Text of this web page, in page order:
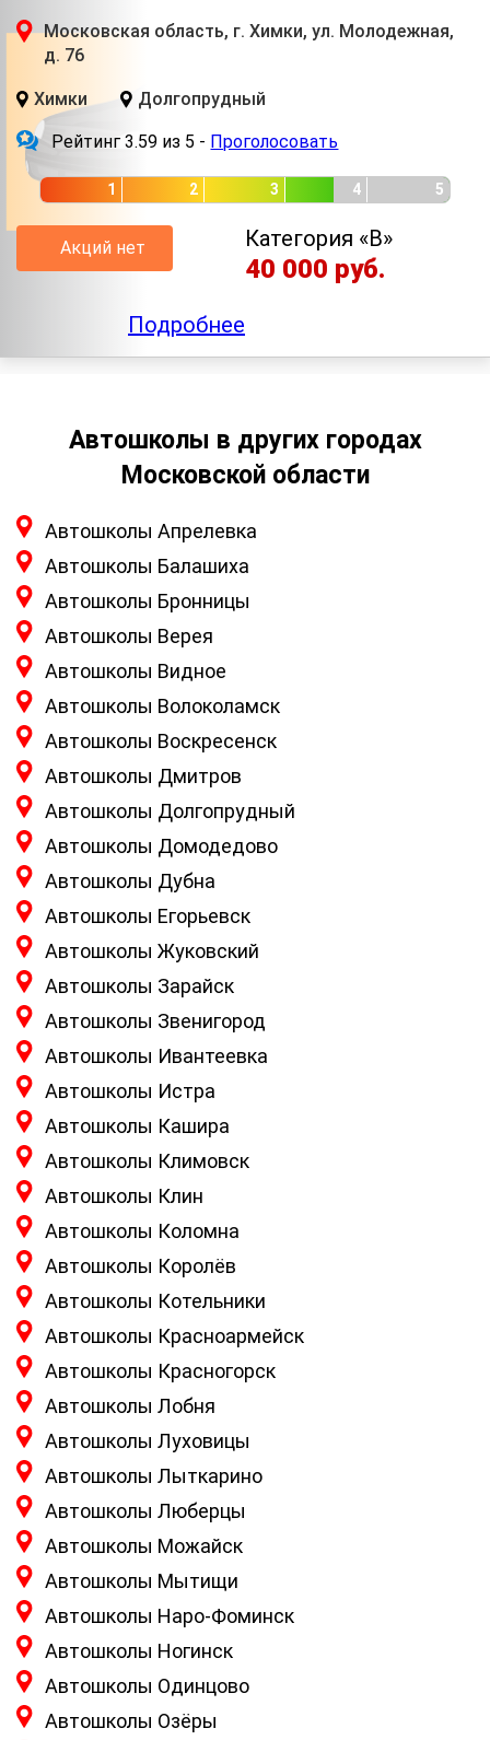
Московская область, г. Химки, ул. Молодежная,
д. 76
Химки Долгопрудный
Рейтинг 3.59 из 5 - Проголосовать
1 2 3 4 5
Акций нет Категория «B»
40 000 руб.
Подробнее
Автошколы в других городах
Московской области
Автошколы Апрелевка
Автошколы Балашиха
Автошколы Бронницы
Автошколы Верея
Автошколы Видное
Автошколы Волоколамск
Автошколы Воскресенск
Автошколы Дмитров
Автошколы Долгопрудный
Автошколы Домодедово
Автошколы Дубна
Автошколы Егорьевск
Автошколы Жуковский
Автошколы Зарайск
Автошколы Звенигород
Автошколы Ивантеевка
Автошколы Истра
Автошколы Кашира
Автошколы Климовск
Автошколы Клин
Автошколы Коломна
Автошколы Королёв
Автошколы Котельники
Автошколы Красноармейск
Автошколы Красногорск
Автошколы Лобня
Автошколы Луховицы
Автошколы Лыткарино
Автошколы Люберцы
Автошколы Можайск
Автошколы Мытищи
Автошколы Наро-Фоминск
Автошколы Ногинск
Автошколы Одинцово
Автошколы Озёры